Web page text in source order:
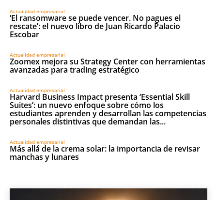
Actualidad empresarial
‘El ransomware se puede vencer. No pagues el
rescate’: el nuevo libro de Juan Ricardo Palacio
Escobar
Actualidad empresarial
Zoomex mejora su Strategy Center con herramientas
avanzadas para trading estratégico
Actualidad empresarial
Harvard Business Impact presenta ‘Essential Skill
Suites’: un nuevo enfoque sobre cómo los
estudiantes aprenden y desarrollan las competencias
personales distintivas que demandan las...
Actualidad empresarial
Más allá de la crema solar: la importancia de revisar
manchas y lunares